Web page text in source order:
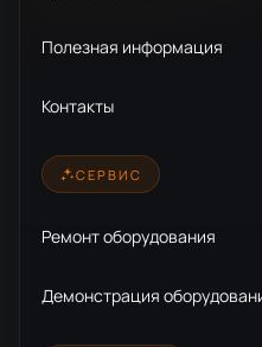
Полезная информация
Контакты
СЕРВИС
Ремонт оборудования
Демонстрация